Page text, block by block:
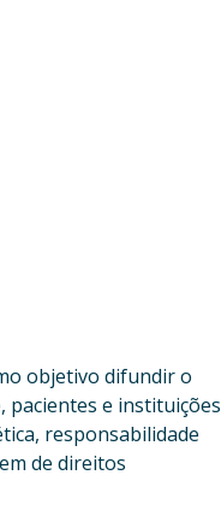
objetivo difundir o
pacientes e instituições
responsabilidade
de direitos